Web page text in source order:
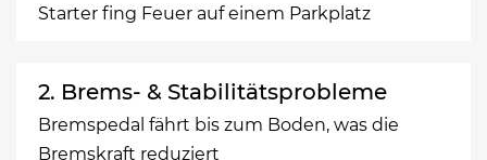
Starter fing Feuer auf einem Parkplatz
2. Brems- & Stabilitätsprobleme
Bremspedal fährt bis zum Boden, was die
Bremskraft reduziert